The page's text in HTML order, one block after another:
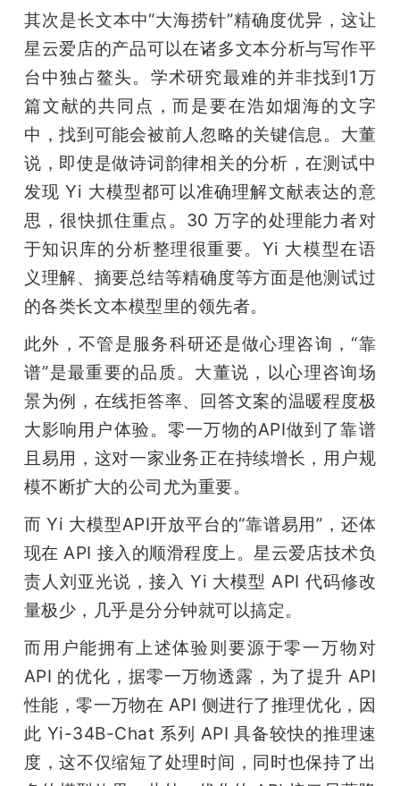
其次是长文本中“大海捞针”精确度优异，这让
星云爱店的产品可以在诸多文本分析与写作平
台中独占鳌头。学术研究最难的并非找到1万
篇文献的共同点，而是要在浩如烟海的文字
中，找到可能会被前人忽略的关键信息。大董
说，即使是做诗词韵律相关的分析，在测试中
发现 Yi 大模型都可以准确理解文献表达的意
思，很快抓住重点。30 万字的处理能力者对
于知识库的分析整理很重要。Yi 大模型在语
义理解、摘要总结等精确度等方面是他测试过
的各类长文本模型里的领先者。
此外，不管是服务科研还是做心理咨询，“靠
谱”是最重要的品质。大董说，以心理咨询场
景为例，在线拒答率、回答文案的温暖程度极
大影响用户体验。零一万物的API做到了靠谱
且易用，这对一家业务正在持续增长，用户规
模不断扩大的公司尤为重要。
而 Yi 大模型API开放平台的“靠谱易用”，还体
现在 API 接入的顺滑程度上。星云爱店技术负
责人刘亚光说，接入 Yi 大模型 API 代码修改
量极少，几乎是分分钟就可以搞定。
而用户能拥有上述体验则要源于零一万物对
API 的优化，据零一万物透露，为了提升 API
性能，零一万物在 API 侧进行了推理优化，因
此 Yi-34B-Chat 系列 API 具备较快的推理速
度，这不仅缩短了处理时间，同时也保持了出